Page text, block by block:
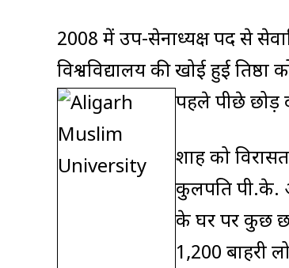
2008 में उप-सेनाध्यक्ष पद से
विश्वविद्यालय की खोई हुई
पहले पीछे छोड़
शाह को
कुलपति पी.के.
के घर पर कुछ
1,200 बाहरी